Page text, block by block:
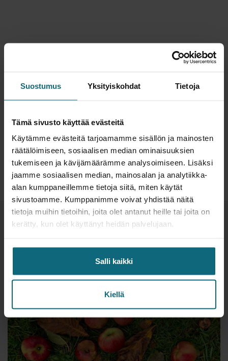
Suostumus Yksityiskohdat Tietoja
Tämä sivusto käyttää evästeitä
Käytämme evästeitä tarjoamamme sisällön ja mainosten
räätälöimiseen, sosiaalisen median ominaisuuksien
tukemiseen ja kävijämäärämme analysoimiseen. Lisäksi
jaamme sosiaalisen median, mainosalan ja analytiikka-
alan kumppaneillemme tietoja siitä, miten käytät
sivustoamme. Kumppanimme voivat yhdistää näitä
tietoja muihin tietoihin, joita olet antanut heille tai joita on
kerätty, kun olet käyttänyt heidän palvelujaan.
Salli kaikki
Kiellä
Juuso Lehti
Toimitusjohtaja, Veikko Lehti Oy
+358 447818311
Lue seuraavaksi